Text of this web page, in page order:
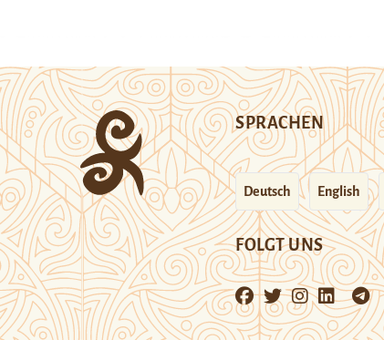
SPRACHEN
Deutsch English
FOLGT UNS